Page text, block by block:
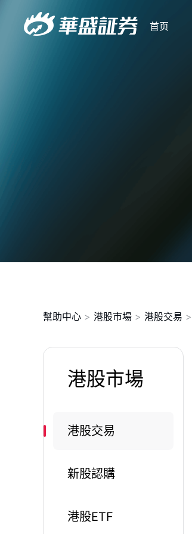
首页
幫助中心 > 港股市場 > 港股交易 >
港股市場
港股交易
新股認購
港股ETF